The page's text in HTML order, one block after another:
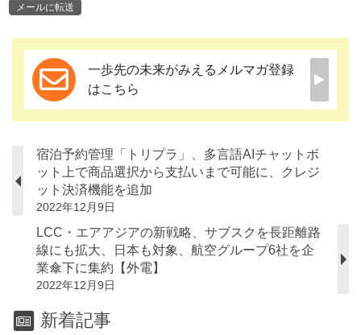
メールに転送
一歩先の未来がみえるメルマガ登録
はこちら
宿泊予約管理「トリプラ」、多言語AIチャットボ
ット上で商品選択から支払いまで可能に、クレジ
ット決済機能を追加
2022年12月9日
LCC・エアアジアの新戦略、サブスクを長距離路
線にも拡大、日本も対象、航空グループ6社を企
業傘下に集約【外電】
2022年12月9日
新着記事